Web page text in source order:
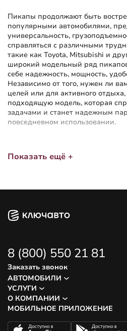
Пикапы продолжают быть
популярными автомобилями,
универсальность,
справляться с различными
такие как Toyota, Mitsubishi и
широкий модельный ряд
себе надежность, мощность,
Независимо от того, нужен ли
целей или для активного
подходящую модель, которая
задачами и станет надежным
повседневном использовании.
Показать ещё +
8 (800) 550 21 81
Заказать звонок
АВТОМОБИЛИ
УСЛУГИ
О КОМПАНИИ
МОБИЛЬНОЕ ПРИЛОЖЕНИЕ